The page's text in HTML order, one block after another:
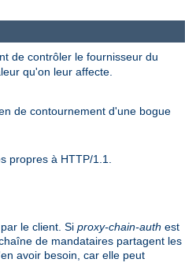
de contrôler le fournisseur du
qu'on leur affecte.
de contournement d'une bogue
propres à HTTP/1.1.
le client. Si proxy-chain-auth est
de mandataires partagent les
avoir besoin, car elle peut